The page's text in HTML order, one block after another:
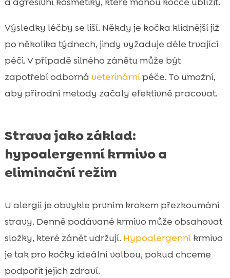
Výsledky léčby se liší. Někdy je kočka klidnější již
po několika týdnech, jindy vyžaduje déle trvající
péči. V případě silného zánětu může být
zapotřebí odborná veterinárnípéče. To umožní,
aby přírodní metody začaly efektivně pracovat.
Strava jako základ:
hypoalergenní krmivo a
eliminační režim
U alergií je obvykle prvním krokem přezkoumání
stravy. Denně podávané krmivo může obsahovat
složky, které zánět udržují. Hypoalergenníkrmivo
je tak pro kočky ideální volbou, pokud chceme
podpořit jejich zdraví.